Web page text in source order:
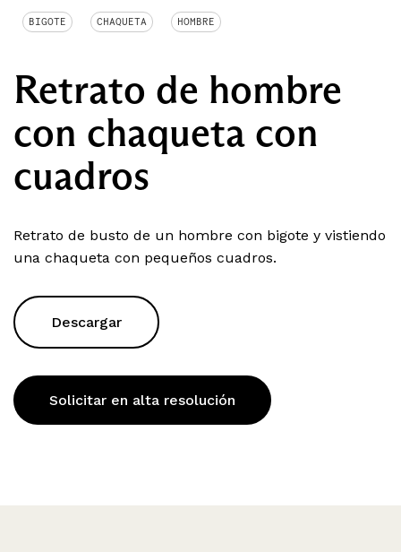
BIGOTE CHAQUETA HOMBRE
Retrato de hombre
con chaqueta con
cuadros
Retrato de busto de un hombre con bigote y vistiendo
una chaqueta con pequeños cuadros.
Descargar
Solicitar en alta resolución